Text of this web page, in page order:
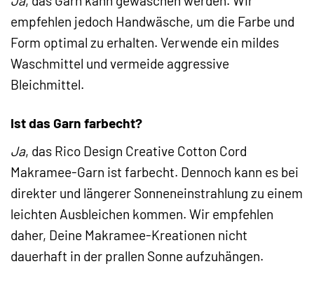
empfehlen jedoch Handwäsche, um die Farbe und
Form optimal zu erhalten. Verwende ein mildes
Waschmittel und vermeide aggressive
Bleichmittel.
Ist das Garn farbecht?
Ja, das Rico Design Creative Cotton Cord
Makramee-Garn ist farbecht. Dennoch kann es bei
direkter und längerer Sonneneinstrahlung zu einem
leichten Ausbleichen kommen. Wir empfehlen
daher, Deine Makramee-Kreationen nicht
dauerhaft in der prallen Sonne aufzuhängen.